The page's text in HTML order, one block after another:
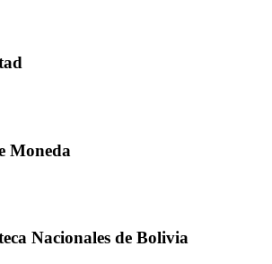
Moneda
Nacionales de Bolivia